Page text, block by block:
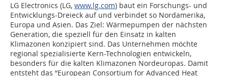
LG Electronics (LG, www.lg.com) baut ein Forschungs- und
Entwicklungs-Dreieck auf und verbindet so Nordamerika,
Europa und Asien. Das Ziel: Wärmepumpen der nächsten
Generation, die speziell für den Einsatz in kalten
Klimazonen konzipiert sind. Das Unternehmen möchte
regional spezialisierte Kern-Technologien entwickeln,
besonders für die kalten Klimazonen Nordeuropas. Damit
entsteht das “European Consortium for Advanced Heat